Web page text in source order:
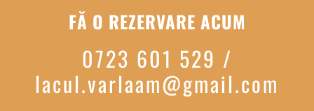
FĂ O REZERVARE ACUM
0723 601 529 /
lacul.varlaam@gmail.com